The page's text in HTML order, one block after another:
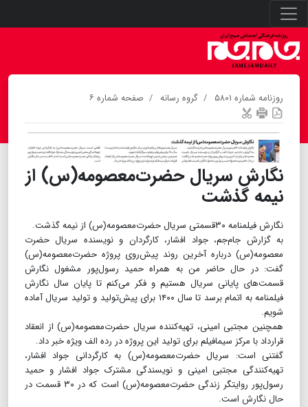
روزنامه شماره ۵۸۰۱ گروه رسانه صفحه شماره ۶
نگارش سریال حضرت‌معصومه(س) از
نیمه گذشت
نگارش فیلمنامه ۳۰قسمتی سریال حضرت‌معصومه(س) از نیمه گذشت.
به گزارش جام‌جم، جواد افشار، کارگردان و نویسنده سریال حضرت
معصومه(س) درباره آخرین روند پیش‌روی پروژه حضرت‌معصومه(س)
گفت: در حال حاضر من به همراه حمید رسول‌پور مشغول نگارش
قسمت‌های پایانی سریال هستیم و فکر می‌کنم تا پایان سال نگارش
فیلمنامه به اتمام برسد تا سال ۱۴۰۰ برای پیش‌تولید و تولید سریال آماده
شویم.
همچنین مجتبی امینی، تهیه‌کننده سریال حضرت‌معصومه(س) از انعقاد
قرارداد با مرکز سیمافیلم برای تولید این پروژه در رده الف ویژه خبر داد.
گفتنی است: سریال حضرت‌معصومه(س) به کارگردانی جواد افشار،
تهیه‌کنندگی مجتبی امینی و نویسندگی مشترک جواد افشار و حمید
رسول‌پور روایتگر زندگی حضرت‌معصومه(س) است که در ۳۰ قسمت در
حال نگارش است.